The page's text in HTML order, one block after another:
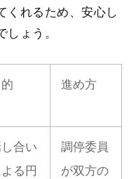
くれるため、安心し
ょう。
進め方
合い
る円
調停委員
が双方の